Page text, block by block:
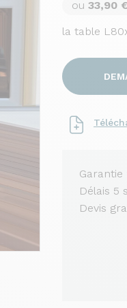
ou 33,90
la table
Garantie
Délais 5
Devis